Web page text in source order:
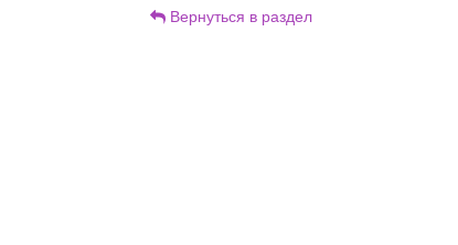
Вернуться в раздел